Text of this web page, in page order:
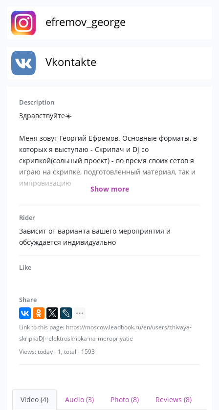
efremov_george
Vkontakte
Description
Здравствуйте☀️
Меня зовут Георгий Ефремов. Основные форматы, в
которых я выступаю - Скрипач и Dj со
скрипкой(сольный проект) - во время своих сетов я
играю на скрипке, подготовленный материал, так и
импровизацию
У вас может быть, как мастабный ивент большую
аудиторию, так и уютное, частное мероприятие с
небольшим количеством гостей
ведущего и кавер группы, а именно:
Вам не нужно искать DJ и отдельных музыкантов — я
беру это на себя полностью 👌
Также работаю в дуэтах с саксофонисткой и
вокалисткой.
объявлю гостей и поддержу ход мероприятия через
Show more
Rider
Зависит от варианта вашего мероприятия и
обсуждается индивидуально
Like
Share
Link to this page: https://moscow.leadbook.ru/en/users/zhivaya-
skripkaDJ--elektroskripka-na-meropriyatie
Views: today - 1, total - 1593
Video (4) Audio (3) Photo (8) Reviews (8)